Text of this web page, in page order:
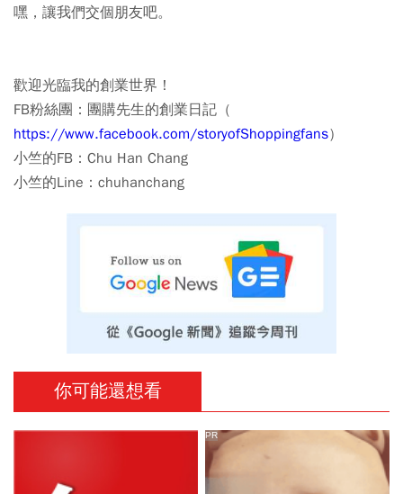
嘿，讓我們交個朋友吧。
歡迎光臨我的創業世界！
FB粉絲團：團購先生的創業日記（
https://www.facebook.com/storyofShoppingfans）
小竺的FB：Chu Han Chang
小竺的Line：chuhanchang
你可能還想看
PR